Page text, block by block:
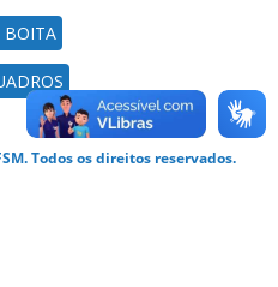
BOITA
Todos os direitos reservados.